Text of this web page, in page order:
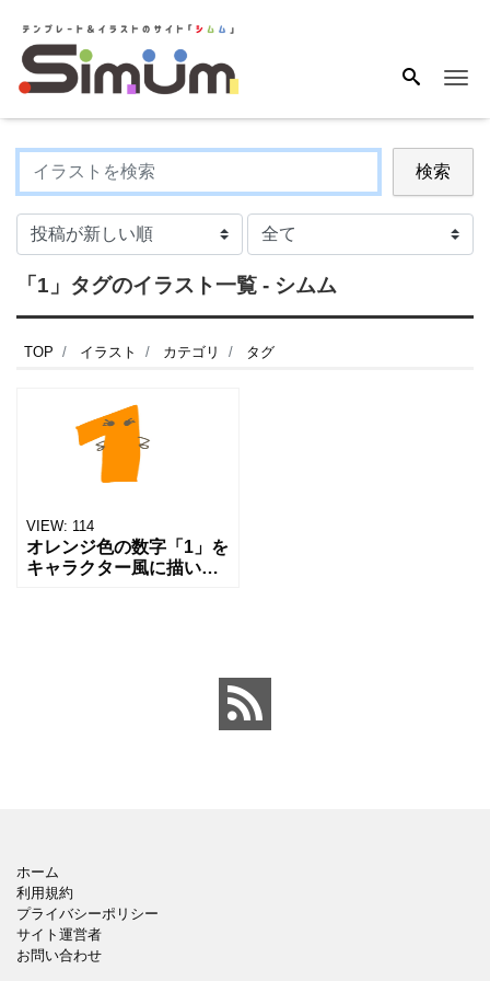
検索
「1」タグのイラスト一覧 - シムム
TOP イラスト カテゴリ タグ
VIEW: 114
オレンジ色の数字「1」を
キャラクター風に描いた
ホーム
利用規約
プライバシーポリシー
サイト運営者
お問い合わせ